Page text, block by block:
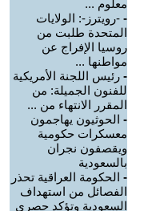
معلوم ...
- -رويترز-: الولايات
المتحدة طلبت من
روسيا الإفراج عن
مواطنها ...
- رئيس اللجنة الأمريكية
للفنون الجميلة: من
المقرر الانتهاء من ...
- الحوثيون يهاجمون
معسكرات حكومية
ويقصفون نجران
بالسعودية
- الحكومة العراقية تحذر
الفصائل من استهداف
السعودية وتؤكد حصري